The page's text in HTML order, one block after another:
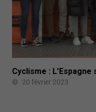
Cyclisme :
20 février 2023